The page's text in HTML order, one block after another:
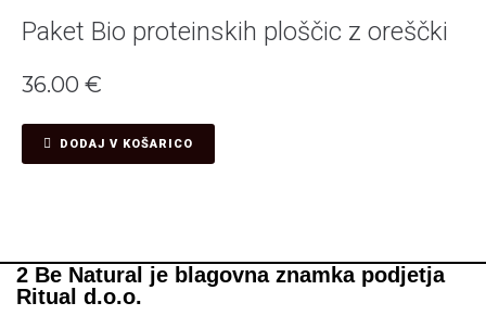
Paket Bio proteinskih ploščic z oreščki
36.00 €
DODAJ V KOŠARICO
2 Be Natural je blagovna znamka podjetja
Ritual d.o.o.